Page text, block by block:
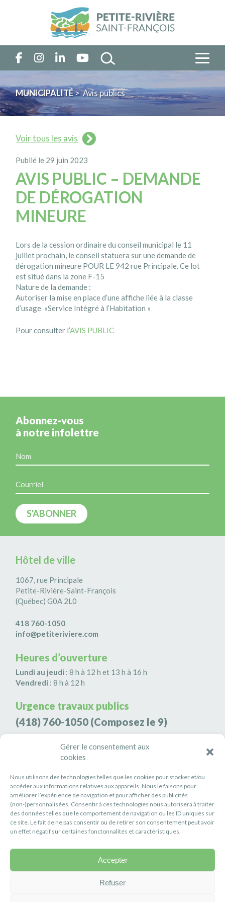
Gérer le consentement aux
cookies
Nous utilisons des technologies telles que les cookies pour stocker et/ou
accéder aux informations relatives aux appareils. Nous le faisons pour
améliorer l’expérience de navigation et pour afficher des publicités
(non-)personnalisées. Consentir à ces technologies nous autorisera à traiter
des données telles que le comportement de navigation ou les ID uniques sur
ce site. Le fait de ne pas consentir ou de retirer son consentement peut avoir
un effet négatif sur certaines fonctonnalités et caractéristiques.
Accepter
Refuser
MUNICIPALITÉ> Avis publics
Voir tous les avis
Publié le 29 juin 2023
AVIS PUBLIC – DEMANDE
DE DÉROGATION
MINEURE
Lors de la cession ordinaire du conseil municipal le 11
juillet prochain, le conseil statuera sur une demande de
dérogation mineure POUR LE 942 rue Principale. Ce lot
est situé dans la zone F-15
Nature de la demande :
Autoriser la mise en place d’une affiche liée à la classe
d’usage »Service Intégré à l’Habitation »
Pour consulter l’AVIS PUBLIC
Abonnez-vous
à notre infolettre
Hôtel de ville
1067, rue Principale
Petite-Rivière-Saint-François
(Québec) G0A 2L0
418 760-1050
info@petiteriviere.com
Heures d’ouverture
Lundi au jeudi : 8 h à 12 h et 13 h à 16 h
Vendredi : 8 h à 12 h
Urgence travaux publics
(418) 760-1050 (Composez le 9)
Agence de sécurité S3K9
(418) 808-9566
#PETITERIVIÈRE
Suivez-nous
Politique de confidentialité
Réalisation :Axe Création